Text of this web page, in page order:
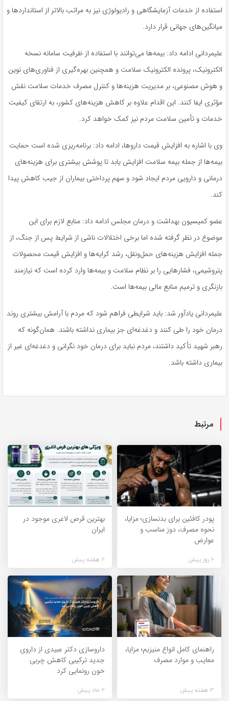
استفاده از خدمات آزمایشگاهی و رادیولوژی نیز به مراتب بالاتر از استانداردها و
میانگین‌های جهانی قرار دارد.
علیمردانی ادامه داد: بیمه‌ها می‌توانند با استفاده از ظرفیت سامانه نسخه
الکترونیک، پرونده الکترونیک سلامت و همچنین بهره‌گیری از فناوری‌های نوین
و هوش مصنوعی، بر مدیریت هزینه‌ها و کنترل مصرف خدمات سلامت نقش
مؤثری ایفا کنند. این اقدام علاوه بر کاهش هزینه‌های کشور، به ارتقای کیفیت
خدمات و تأمین سلامت مردم نیز کمک خواهد کرد.
وی با اشاره به افزایش قیمت داروها، ادامه داد: برنامه‌ریزی شده است حمایت
بیمه‌ها از جمله بیمه سلامت افزایش یابد تا پوشش بیشتری برای هزینه‌های
درمانی و دارویی مردم ایجاد شود و سهم پرداختی بیماران از جیب کاهش پیدا
کند.
عضو کمیسیون بهداشت و درمان مجلس ادامه داد: منابع لازم برای این
موضوع در نظر گرفته شده اما برخی اختلالات ناشی از شرایط پس از جنگ، از
جمله افزایش هزینه‌های حمل‌ونقل، رشد کرایه‌ها و افزایش قیمت محصولات
پتروشیمی، فشارهایی را بر نظام سلامت و بیمه‌ها وارد کرده است که نیازمند
بازنگری و ترمیم منابع مالی بیمه‌ها است.
علیمردانی یادآور شد: باید شرایطی فراهم شود که مردم با آرامش بیشتری روند
درمان خود را طی کنند و دغدغه‌ای جز بیماری نداشته باشند. همان‌گونه که
رهبر شهید تأکید داشتند، مردم نباید برای درمان خود نگرانی و دغدغه‌ای غیر از
بیماری داشته باشد.
مرتبط
پودر کافئین برای بدنسازی؛ مزایا،
نحوه مصرف، دوز مناسب و
عوارض
6 روز پیش
بهترین قرص لاغری موجود در
ایران
2 هفته پیش
راهنمای کامل انواع منیزیم؛ مزایا،
معایب و موارد مصرف
3 هفته پیش
داروسازی دکتر عبیدی از داروی
جدید ترکیبی کاهش چربی
خون رونمایی کرد
2 ماه پیش